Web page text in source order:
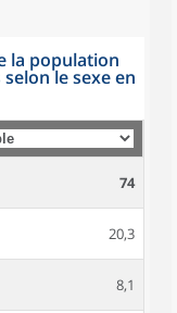
la population
le sexe en
74
20,3
8,1